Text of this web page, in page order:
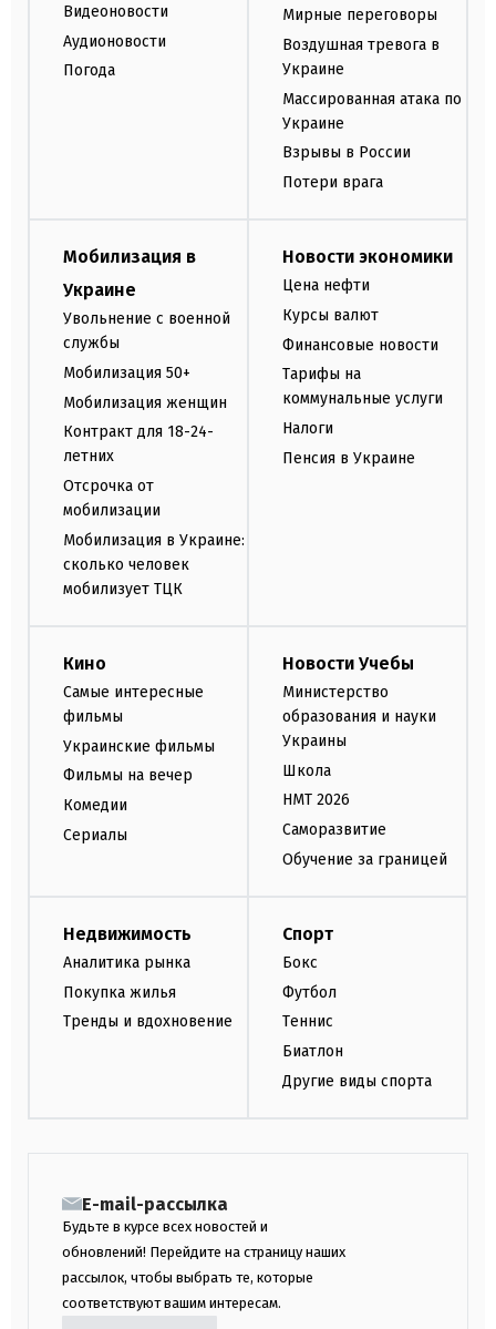
Видеоновости
Аудионовости
Погода
Мирные переговоры
Воздушная тревога в
Украине
Массированная атака по
Украине
Взрывы в России
Потери врага
Мобилизация в
Украине
Увольнение с военной
службы
Мобилизация 50+
Мобилизация женщин
Контракт для 18-24-
летних
Отсрочка от
мобилизации
Мобилизация в Украине:
сколько человек
мобилизует ТЦК
Новости экономики
Цена нефти
Курсы валют
Финансовые новости
Тарифы на
коммунальные услуги
Налоги
Пенсия в Украине
Кино
Самые интересные
фильмы
Украинские фильмы
Фильмы на вечер
Комедии
Сериалы
Новости Учебы
Министерство
образования и науки
Украины
Школа
НМТ 2026
Саморазвитие
Обучение за границей
Недвижимость
Аналитика рынка
Покупка жилья
Тренды и вдохновение
Спорт
Бокс
Футбол
Теннис
Биатлон
Другие виды спорта
E-mail-рассылка
Будьте в курсе всех новостей и
обновлений! Перейдите на страницу наших
рассылок, чтобы выбрать те, которые
соответствуют вашим интересам.